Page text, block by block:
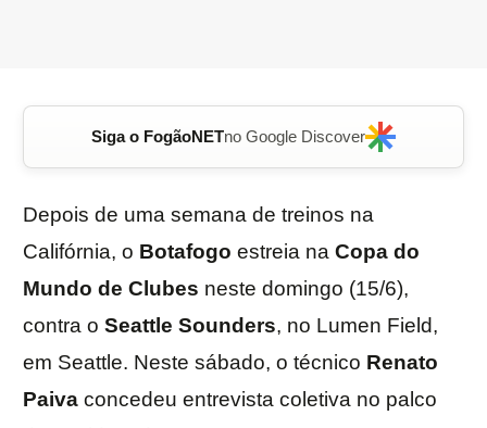
Siga o FogãoNETno Google Discover
Depois de uma semana de treinos na
Califórnia, o Botafogo estreia na Copa do
Mundo de Clubes neste domingo (15/6),
contra o Seattle Sounders, no Lumen Field,
em Seattle. Neste sábado, o técnico Renato
Paiva concedeu entrevista coletiva no palco